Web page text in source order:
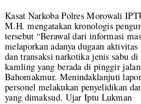
Kasat Narkoba Polres Morowali
M.H. mengatakan kronologis
tersebut “Berawal dari informasi
melaporkan adanya dugaan aktivitas
dan transaksi narkotika jenis sabu di
kamling yang berada di pinggir
Bahomakmur. Menindaklanjuti
personel melakukan penyelidikan
yang dimaksud. Ujar Iptu Lukman